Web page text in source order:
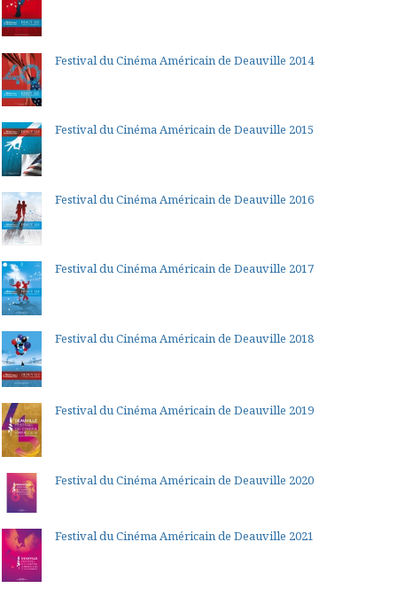
Festival du Cinéma Américain de Deauville 2014
Festival du Cinéma Américain de Deauville 2015
Festival du Cinéma Américain de Deauville 2016
Festival du Cinéma Américain de Deauville 2017
Festival du Cinéma Américain de Deauville 2018
Festival du Cinéma Américain de Deauville 2019
Festival du Cinéma Américain de Deauville 2020
Festival du Cinéma Américain de Deauville 2021